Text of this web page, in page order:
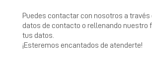
Puedes contactar con nosotros a través
datos de contacto o rellenando nuestro
tus datos.
¡Esteremos encantados de atenderte!